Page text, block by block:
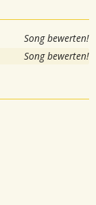
Song bewerten!
Song bewerten!